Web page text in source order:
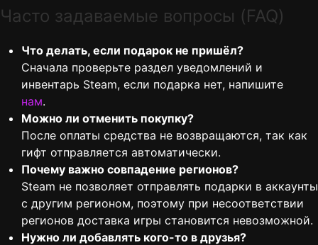
Часто задаваемые вопросы (FAQ)
Что делать, если подарок не пришёл?
Сначала проверьте раздел уведомлений и
инвентарь Steam, если подарка нет, напишите
нам.
Можно ли отменить покупку?
После оплаты средства не возвращаются, так как
гифт отправляется автоматически.
Почему важно совпадение регионов?
Steam не позволяет отправлять подарки в аккаунты
с другим регионом, поэтому при несоответствии
регионов доставка игры становится невозможной.
Нужно ли добавлять кого-то в друзья?